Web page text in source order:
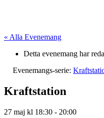
« Alla Evenemang
Detta evenemang har
Evenemangs-serie:
Kraftstation
27 maj kl 18:30 - 20:00